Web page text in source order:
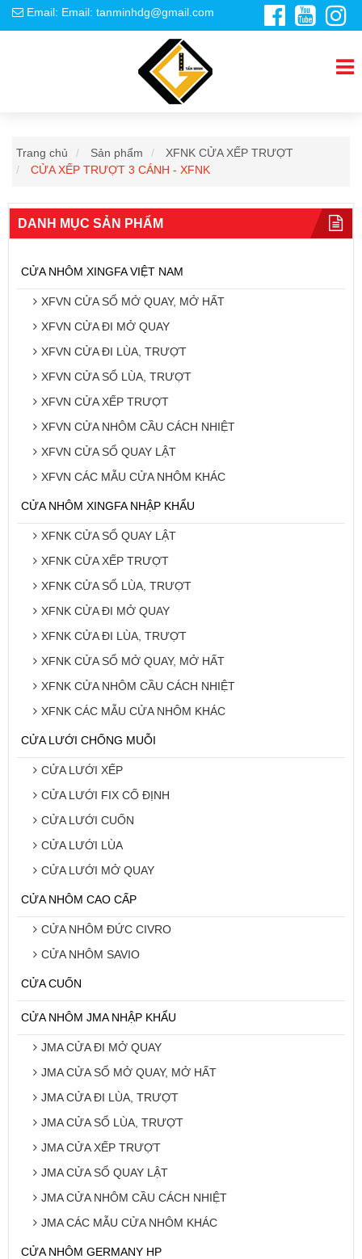
Email: Email: tanminhdg@gmail.com
Trang chủ Sản phẩm
XFNK CỬA XẾP TRƯỢT
CỬA XẾP TRƯỢT 3 CÁNH - XFNK
DANH MỤC SẢN PHẨM
CỬA NHÔM XINGFA VIỆT NAM
XFVN CỬA SỔ MỞ QUAY, MỞ HẤT
XFVN CỬA ĐI MỞ QUAY
XFVN CỬA ĐI LÙA, TRƯỢT
XFVN CỬA SỔ LÙA, TRƯỢT
XFVN CỬA XẾP TRƯỢT
XFVN CỬA NHÔM CẦU CÁCH NHIỆT
XFVN CỬA SỔ QUAY LẬT
XFVN CÁC MẪU CỬA NHÔM KHÁC
CỬA NHÔM XINGFA NHẬP KHẨU
XFNK CỬA SỔ QUAY LẬT
XFNK CỬA XẾP TRƯỢT
XFNK CỬA SỔ LÙA, TRƯỢT
XFNK CỬA ĐI MỞ QUAY
XFNK CỬA ĐI LÙA, TRƯỢT
XFNK CỬA SỔ MỞ QUAY, MỞ HẤT
XFNK CỬA NHÔM CẦU CÁCH NHIỆT
XFNK CÁC MẪU CỬA NHÔM KHÁC
CỬA LƯỚI CHỐNG MUỖI
CỬA LƯỚI XẾP
CỬA LƯỚI FIX CỐ ĐỊNH
CỬA LƯỚI CUỐN
CỬA LƯỚI LÙA
CỬA LƯỚI MỞ QUAY
CỬA NHÔM CAO CẤP
CỬA NHÔM ĐỨC CIVRO
CỬA NHÔM SAVIO
CỬA CUỐN
CỬA NHÔM JMA NHẬP KHẨU
JMA CỬA ĐI MỞ QUAY
JMA CỬA SỔ MỞ QUAY, MỞ HẤT
JMA CỬA ĐI LÙA, TRƯỢT
JMA CỬA SỔ LÙA, TRƯỢT
JMA CỬA XẾP TRƯỢT
JMA CỬA SỔ QUAY LẬT
JMA CỬA NHÔM CẦU CÁCH NHIỆT
JMA CÁC MẪU CỬA NHÔM KHÁC
CỬA NHÔM GERMANY HP